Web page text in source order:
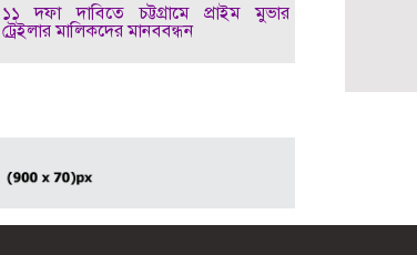
১১ দফা দাবিতে চট্টগ্রামে প্রাইম মুভার
ট্রেইলার মালিকদের মানববন্ধন